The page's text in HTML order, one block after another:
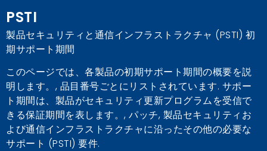
PSTI
製品セキュリティと通信インフラストラクチャ (PSTI) 初
期サポート期間
このページでは、各製品の初期サポート期間の概要を説
明します。, 品目番号ごとにリストされています. サポー
ト期間は、製品がセキュリティ更新プログラムを受信で
きる保証期間を表します。, パッチ, 製品セキュリティお
よび通信インフラストラクチャに沿ったその他の必要な
サポート (PSTI) 要件.